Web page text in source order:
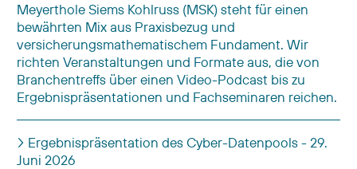
Meyerthole Siems Kohlruss (MSK) steht für einen
bewährten Mix aus Praxisbezug und
versicherungsmathematischem Fundament. Wir
richten Veranstaltungen und Formate aus, die von
Branchentreffs über einen Video-Podcast bis zu
Ergebnispräsentationen und Fachseminaren reichen.
Ergebnispräsentation des Cyber-Datenpools - 29.
Juni 2026